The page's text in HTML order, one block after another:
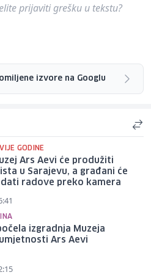
prijaviti grešku u tekstu?
izvore na Googlu
GODINE
Ars Aevi će produžiti
u Sarajevu, a građani će
radove preko kamera
izgradnja Muzeja
Ars Aevi